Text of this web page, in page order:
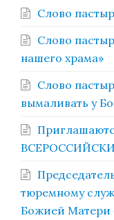
Слово
Слово
нашего храма»
Слово
вымаливать у
тюремному
Божией Матери